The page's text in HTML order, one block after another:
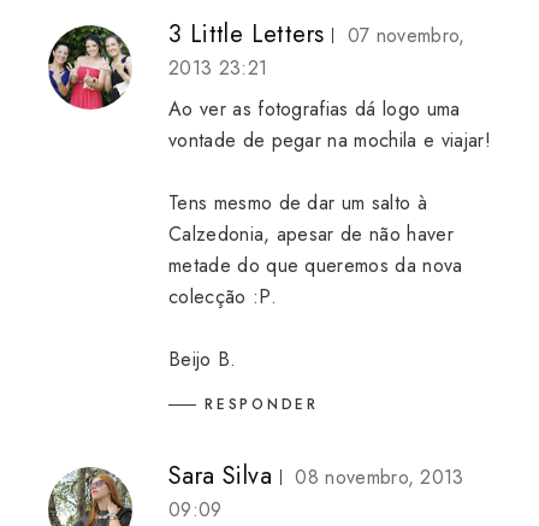
3 Little Letters
07 novembro,
2013 23:21
Ao ver as fotografias dá logo uma
vontade de pegar na mochila e viajar!
Tens mesmo de dar um salto à
Calzedonia, apesar de não haver
metade do que queremos da nova
colecção :P.
Beijo B.
RESPONDER
Sara Silva
08 novembro, 2013
09:09